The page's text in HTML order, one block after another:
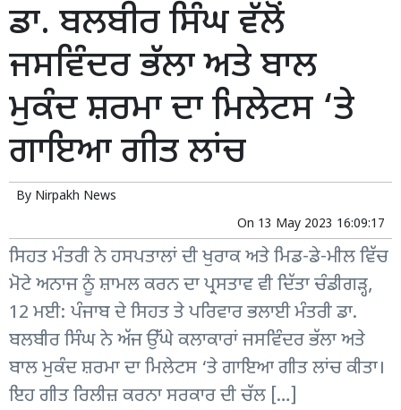
ਡਾ. ਬਲਬੀਰ ਸਿੰਘ ਵੱਲੋਂ
ਜਸਵਿੰਦਰ ਭੱਲਾ ਅਤੇ ਬਾਲ
ਮੁਕੰਦ ਸ਼ਰਮਾ ਦਾ ਮਿਲੇਟਸ ‘ਤੇ
ਗਾਇਆ ਗੀਤ ਲਾਂਚ
By Nirpakh News
On 13 May 2023 16:09:17
ਸਿਹਤ ਮੰਤਰੀ ਨੇ ਹਸਪਤਾਲਾਂ ਦੀ ਖੁਰਾਕ ਅਤੇ ਮਿਡ-ਡੇ-ਮੀਲ ਵਿੱਚ
ਮੋਟੇ ਅਨਾਜ ਨੂੰ ਸ਼ਾਮਲ ਕਰਨ ਦਾ ਪ੍ਰਸਤਾਵ ਵੀ ਦਿੱਤਾ ਚੰਡੀਗੜ੍ਹ,
12 ਮਈ: ਪੰਜਾਬ ਦੇ ਸਿਹਤ ਤੇ ਪਰਿਵਾਰ ਭਲਾਈ ਮੰਤਰੀ ਡਾ.
ਬਲਬੀਰ ਸਿੰਘ ਨੇ ਅੱਜ ਉੱਘੇ ਕਲਾਕਾਰਾਂ ਜਸਵਿੰਦਰ ਭੱਲਾ ਅਤੇ
ਬਾਲ ਮੁਕੰਦ ਸ਼ਰਮਾ ਦਾ ਮਿਲੇਟਸ ‘ਤੇ ਗਾਇਆ ਗੀਤ ਲਾਂਚ ਕੀਤਾ।
ਇਹ ਗੀਤ ਰਿਲੀਜ਼ ਕਰਨਾ ਸਰਕਾਰ ਦੀ ਚੱਲ […]